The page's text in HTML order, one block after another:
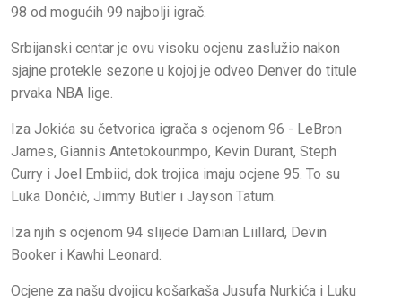
98 od mogućih 99 najbolji igrač.
Srbijanski centar je ovu visoku ocjenu zaslužio nakon
sjajne protekle sezone u kojoj je odveo Denver do titule
prvaka NBA lige.
Iza Jokića su četvorica igrača s ocjenom 96 - LeBron
James, Giannis Antetokounmpo, Kevin Durant, Steph
Curry i Joel Embiid, dok trojica imaju ocjene 95. To su
Luka Dončić, Jimmy Butler i Jayson Tatum.
Iza njih s ocjenom 94 slijede Damian Liillard, Devin
Booker i Kawhi Leonard.
Ocjene za našu dvojicu košarkaša Jusufa Nurkića i Luku